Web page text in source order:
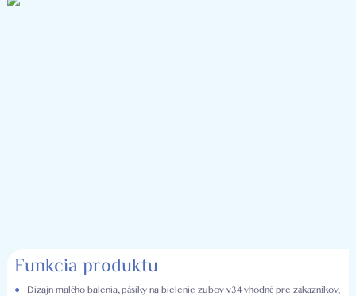
Funkcia produktu
●
Dizajn malého balenia, pásiky na bielenie zubov v34 vhodné pre zákazníkov,